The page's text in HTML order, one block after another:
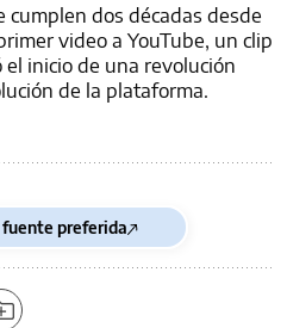
cumplen dos décadas desde
video a YouTube, un clip
inicio de una revolución
de la plataforma.
preferida